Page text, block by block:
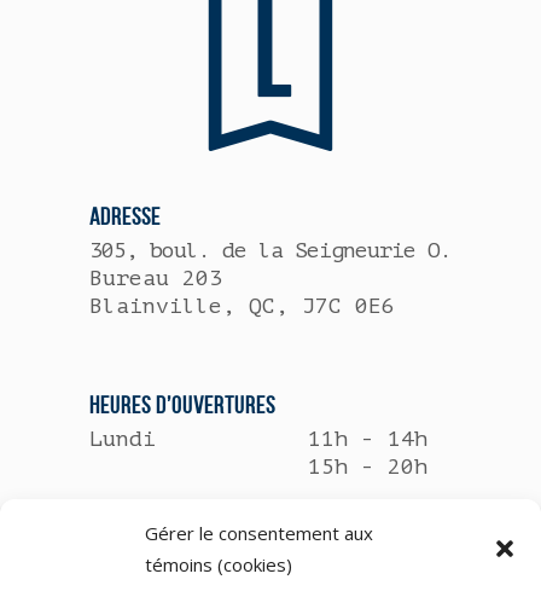
Gérer le consentement aux
témoins (cookies)
ADRESSE
305, boul. de la Seigneurie O.
Bureau 203
Blainville, QC, J7C 0E6
HEURES D’OUVERTURES
Lundi
11h - 14h
15h - 20h